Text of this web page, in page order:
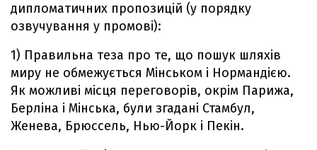
дипломатичних пропозицій (у порядку
озвучування у промові):
1) Правильна теза про те, що пошук шляхів
миру не обмежується Мінськом і Нормандією.
Як можливі місця переговорів, окрім Парижа,
Берліна і Мінська, були згадані Стамбул,
Женева, Брюссель, Нью-Йорк і Пекін.